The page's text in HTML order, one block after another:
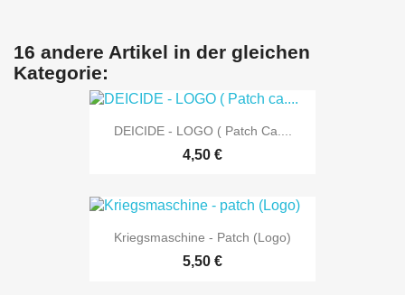
16 andere Artikel in der gleichen
Kategorie:
DEICIDE - LOGO ( Patch Ca....
4,50 €
Kriegsmaschine - Patch (Logo)
5,50 €